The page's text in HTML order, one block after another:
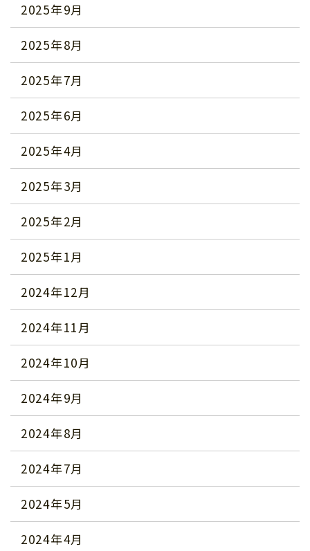
2025年9月
2025年8月
2025年7月
2025年6月
2025年4月
2025年3月
2025年2月
2025年1月
2024年12月
2024年11月
2024年10月
2024年9月
2024年8月
2024年7月
2024年5月
2024年4月